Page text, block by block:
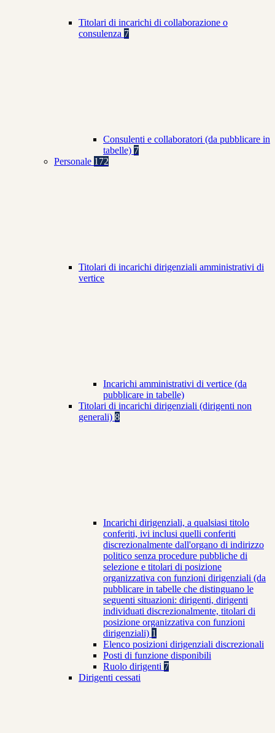
Titolari di incarichi di collaborazione o
consulenza 7
Consulenti e collaboratori (da pubblicare in
tabelle) 7
Personale 172
Titolari di incarichi dirigenziali amministrativi di
vertice
Incarichi amministrativi di vertice (da
pubblicare in tabelle)
Titolari di incarichi dirigenziali (dirigenti non
generali) 8
Incarichi dirigenziali, a qualsiasi titolo
conferiti, ivi inclusi quelli conferiti
discrezionalmente dall'organo di indirizzo
politico senza procedure pubbliche di
selezione e titolari di posizione
organizzativa con funzioni dirigenziali (da
pubblicare in tabelle che distinguano le
seguenti situazioni: dirigenti, dirigenti
individuati discrezionalmente, titolari di
posizione organizzativa con funzioni
dirigenziali) 1
Elenco posizioni dirigenziali discrezionali
Posti di funzione disponibili
Ruolo dirigenti 7
Dirigenti cessati